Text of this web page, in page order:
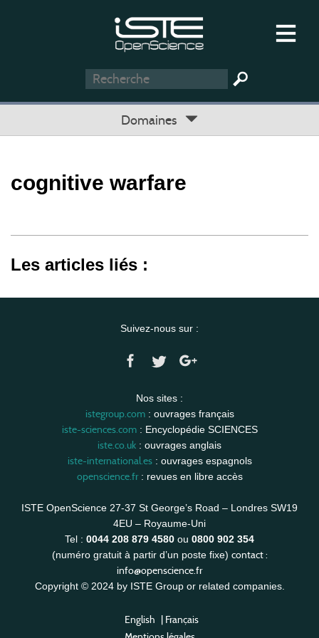
Domaines
cognitive warfare
Les articles liés :
Suivez-nous sur :
Nos sites :
istegroup.com: ouvrages français
iste-sciences.com: Encyclopédie SCIENCES
iste.co.uk : ouvrages anglais
iste-international.es: ouvrages espagnols
openscience.fr: revues en libre accès
ISTE OpenScience 27-37 St George’s Road – Londres SW19
4EU – Royaume-Uni
Tel : 0044 208 879 4580 ou 0800 902 354
(numéro gratuit à partir d’un poste fixe) contact :
info@openscience.fr
Copyright © 2024 by ISTE Group or related companies.
English | Français